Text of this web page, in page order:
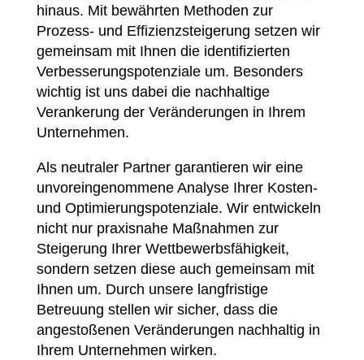
hinaus. Mit bewährten Methoden zur
Prozess- und Effizienzsteigerung setzen wir
gemeinsam mit Ihnen die identifizierten
Verbesserungspotenziale um. Besonders
wichtig ist uns dabei die nachhaltige
Verankerung der Veränderungen in Ihrem
Unternehmen.
Als neutraler Partner garantieren wir eine
unvoreingenommene Analyse Ihrer Kosten-
und Optimierungspotenziale. Wir entwickeln
nicht nur praxisnahe Maßnahmen zur
Steigerung Ihrer Wettbewerbsfähigkeit,
sondern setzen diese auch gemeinsam mit
Ihnen um. Durch unsere langfristige
Betreuung stellen wir sicher, dass die
angestoßenen Veränderungen nachhaltig in
Ihrem Unternehmen wirken.